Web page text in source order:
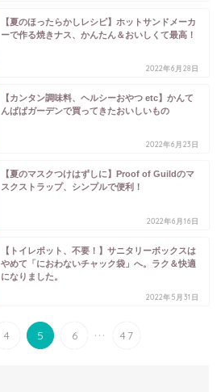
【夏のほったらかしレシピ】ホットサンドメーカ
ーで作る焼きナス、かんたん＆おいしくて最高！
2022年6月28日
【カンタン調味料、ヘルシーおやつ etc】かんて
んぱぱガーデンで買ってきたおいしいもの
2022年6月23日
【夏のマスクつけはずしに】Proof of Guildのマ
スクストラップ、シンプルで便利！
2022年6月16日
【トイレポット、不要！】サニタリーボックスは
やめて「におわないチャック袋」へ。ラク＆快適
になりました。
2022年5月31日
4 5 6 ... 47